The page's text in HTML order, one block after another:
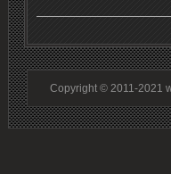
Copyright © 2011-2021